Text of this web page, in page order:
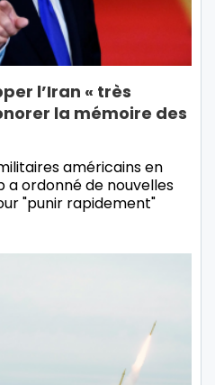
l’Iran « très
la mémoire des
américains en
a ordonné de nouvelles
"punir rapidement"